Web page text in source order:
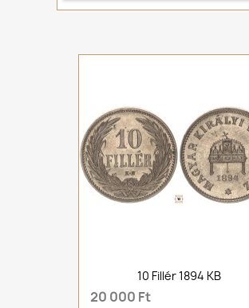
10 Fillér 1894 KB
20 000 Ft